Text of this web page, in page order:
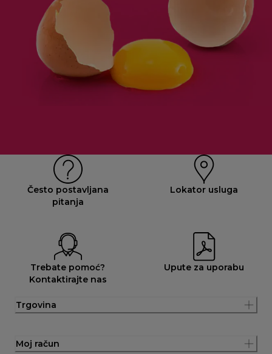
Često postavljana
pitanja
Lokator usluga
Trebate pomoć?
Kontaktirajte nas
Upute za uporabu
Trgovina
Moj račun